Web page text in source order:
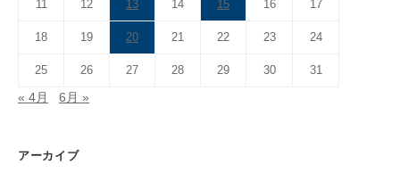
11 12 13 14 15 16 17
18 19 20 21 22 23 24
25 26 27 28 29 30 31
« 4月 6月 »
アーカイブ